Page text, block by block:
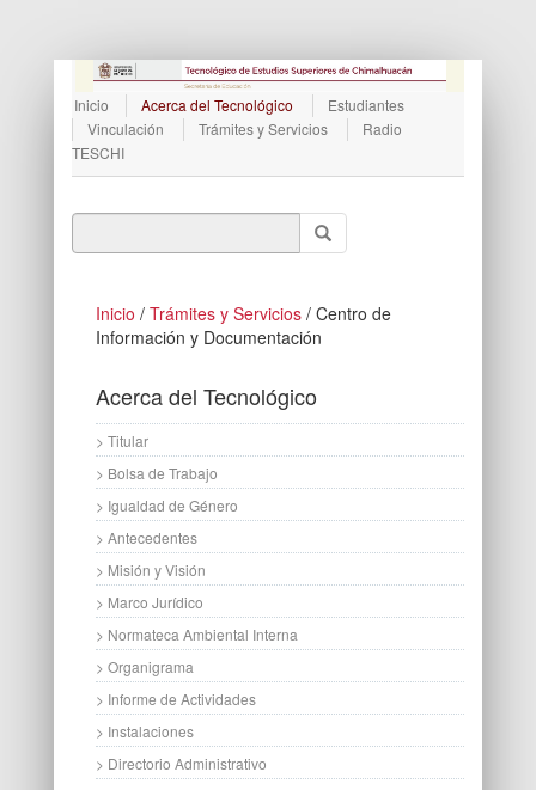
Inicio Acerca del Tecnológico
Estudiantes
Vinculación
Trámites y Servicios
Radio
TESCHI
Inicio / Trámites y Servicios/ Centro de
Información y Documentación
Acerca del Tecnológico
> Titular
> Bolsa de Trabajo
> Igualdad de Género
> Antecedentes
> Misión y Visión
> Marco Jurídico
> Normateca Ambiental Interna
> Organigrama
> Informe de Actividades
> Instalaciones
> Directorio Administrativo